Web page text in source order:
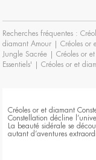
Recherches fréquentes :
diamant Amour |Créoles or
Jungle Sacrée |Créoles or
Essentiels' |Créoles or et
Créoles or et diamant
Constellation décline
La beauté sidérale se
autant d’aventures